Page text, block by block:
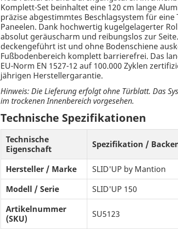
Komplett-Set beinhaltet eine 120 cm lange
präzise abgestimmtes Beschlagsystem für eine
Paneelen. Dank hochwertig kugelgelagerter
absolut geräuscharm und reibungslos zur
deckengeführt ist und ohne Bodenschiene
Fußbodenbereich komplett barrierefrei. Das
EU-Norm EN 1527-12 auf 100.000 Zyklen
jährigen Herstellergarantie.
Hinweis: Die Lieferung erfolgt ohne Türblatt. Das
im trockenen Innenbereich vorgesehen.
Technische Spezifikationen
Technische
Eigenschaft
Spezifikation /
Hersteller / Marke
SLID'UP by Mantion
Modell / Serie
SLID'UP 150
Artikelnummer
(SKU)
SU5123